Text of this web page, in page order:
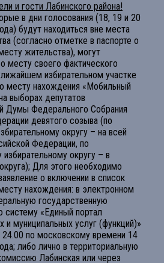
и гости Лабинского района!
в дни голосования (18, 19 и 20
будут находиться вне места
(согласно отметке в паспорте о
жительства), могут
месту своего фактического
избирательном участке
месту нахождения «Мобильный
выборах депутатов
Думы Федерального Собрания
девятого созыва (по
округу – на всей
Федерации, по
округу – в
Для этого необходимо
о включении в список
нахождения: в электронном
государственную
систему «Единый портал
и муниципальных услуг (функций)»
24.00 по московскому времени 14
либо лично в территориальную
Лабинская или через